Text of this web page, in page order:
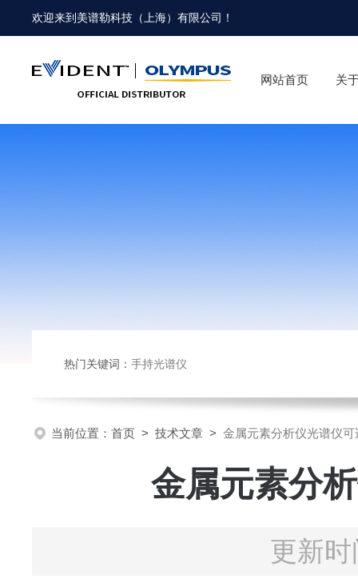
欢迎来到 美谱勒科技（上海）有限公司 ！
网站首页 关
热门关键词： 手持光谱仪
当前位置： 首页 > 技术文章 > 金属元素分析仪光谱仪
金属元素分
更新